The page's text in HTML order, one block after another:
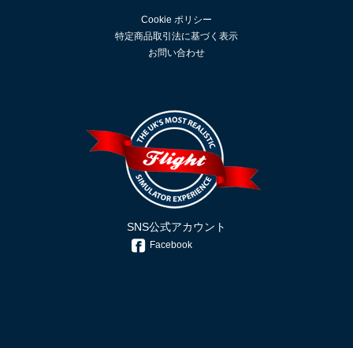
Cookie ポリシー
特定商品取引法に基づく表示
お問い合わせ
SNS公式アカウント
Facebook